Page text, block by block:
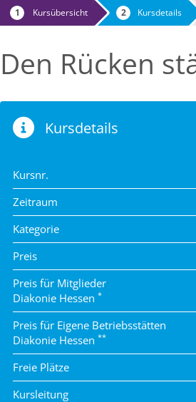
Kursübersicht Kursdetails
Den Rücken
Kursdetails
Kursnr.
Zeitraum
Kategorie
Preis
Preis für Mitglieder
Diakonie Hessen *
Preis für Eigene Betriebsstätten
Diakonie Hessen **
Freie Plätze
Kursleitung